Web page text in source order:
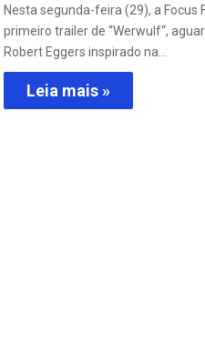
Nesta segunda-feira (29), a Focus
primeiro trailer de “Werwulf“,
Robert Eggers inspirado na…
Leia mais »